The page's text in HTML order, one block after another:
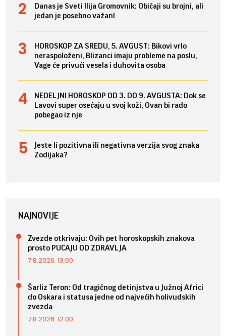
Danas je Sveti Ilija Gromovnik: Običaji su brojni, ali
jedan je posebno važan!
HOROSKOP ZA SREDU, 5. AVGUST: Bikovi vrlo
neraspoloženi, Blizanci imaju probleme na poslu,
Vage će privući vesela i duhovita osoba
NEDELJNI HOROSKOP OD 3. DO 9. AVGUSTA: Dok se
Lavovi super osećaju u svoj koži, Ovan bi rado
pobegao iz nje
Jeste li pozitivna ili negativna verzija svog znaka
Zodijaka?
NAJNOVIJE
Zvezde otkrivaju: Ovih pet horoskopskih znakova
prosto PUCAJU OD ZDRAVLJA
7.8.2026. 13:00
Šarliz Teron: Od tragičnog detinjstva u Južnoj Africi
do Oskara i statusa jedne od najvećih holivudskih
zvezda
7.8.2026. 12:00